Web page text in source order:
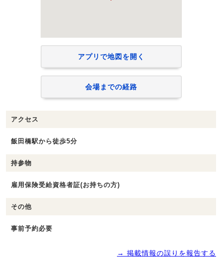
アプリで地図を開く
会場までの経路
アクセス
飯田橋駅から徒歩5分
持参物
雇用保険受給資格者証(お持ちの方)
その他
事前予約必要
→ 掲載情報の誤りを報告する